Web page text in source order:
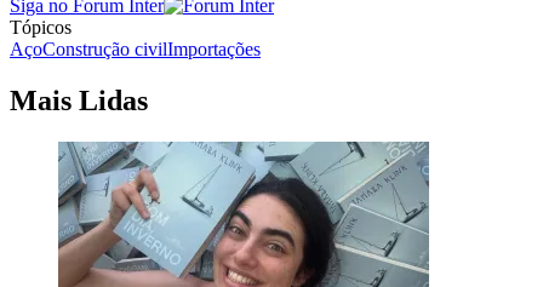
Siga no Forum Inter
Tópicos
AçoConstrução civilImportações
Mais Lidas